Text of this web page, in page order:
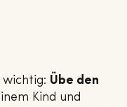
wichtig: Übe den
Kind und